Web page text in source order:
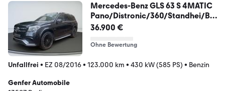
Mercedes-Benz GLS 63 S 4MATIC
Pano/Distronic/360/Standhei/B&
O
36.900 €
Ohne Bewertung
Unfallfrei • EZ 08/2016• 123.000 km • 430 kW (585 PS) • Benzin
Genfer Automobile